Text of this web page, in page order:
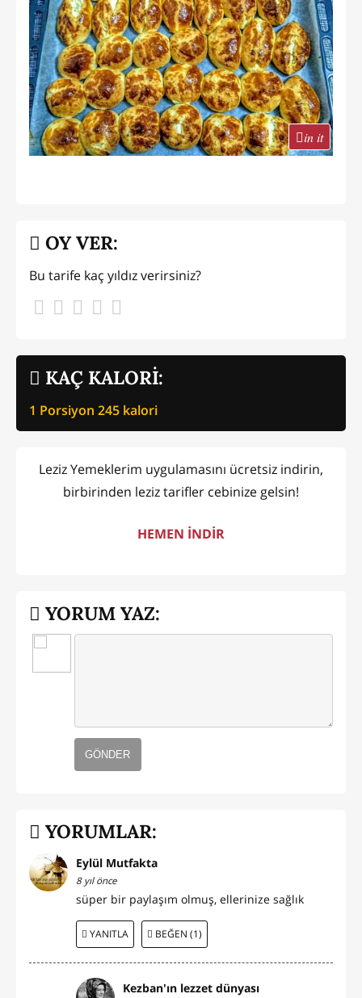
in it
KAÇ KALORİ:
1 Porsiyon 245 kalori
OY VER:
Bu tarife kaç yıldız verirsiniz?
Leziz Yemeklerim uygulamasını ücretsiz indirin,
birbirinden leziz tarifler cebinize gelsin!
HEMEN İNDİR
YORUM YAZ:
GÖNDER
YORUMLAR:
Eylül Mutfakta
8 yıl önce
süper bir paylaşım olmuş, ellerinize sağlık
YANITLA BEĞEN (1)
Kezban'ın lezzet dünyası